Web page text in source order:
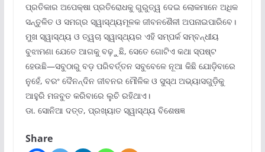
ପ୍ରତିକାର ଅପେକ୍ଷା ପ୍ରତିରୋଧକୁ ଗୁରୁତ୍ୱ ଦେଇ ଲୋକମାନେ ଅଧିକ
ସନ୍ତୁଳିତ ଓ ସମଗ୍ର ସ୍ୱାସ୍ଥ୍ୟମୂଳକ ଜୀବନଶୈଳୀ ଅପନାଇପାରିବେ।
ମୁଖ ସ୍ୱାସ୍ଥ୍ୟ ଓ ତ୍ୱଚା ସ୍ୱାସ୍ଥ୍ୟର ଏହି ସମ୍ପର୍କ ସମ୍ବନ୍ଧୀୟ
ବୁଝାମଣା ଯେତେ ଆଗକୁ ବଢ଼ୁଛି, ସେତେ ଗୋଟିଏ କଥା ସ୍ପଷ୍ଟ
ହେଉଛି—ସବୁଠାରୁ ବଡ଼ ପରିବର୍ତ୍ତନ ସବୁବେଳେ ନୂଆ କିଛି ଯୋଡ଼ିବାରେ
ନୁହେଁ, ବରଂ ଦୈନନ୍ଦିନ ଜୀବନର ମୌଳିକ ଓ ସୁସ୍ଥ ଅଭ୍ୟାସଗୁଡ଼ିକୁ
ଆହୁରି ମଜବୁତ କରିବାରେ ଲୁଚି ରହିଥାଏ।
ଡା. ସୋନିଆ ଦତ୍ତ, ପ୍ରଖ୍ୟାତ ସ୍ୱାସ୍ଥ୍ୟ ବିଶେଷଜ୍ଞ
Share